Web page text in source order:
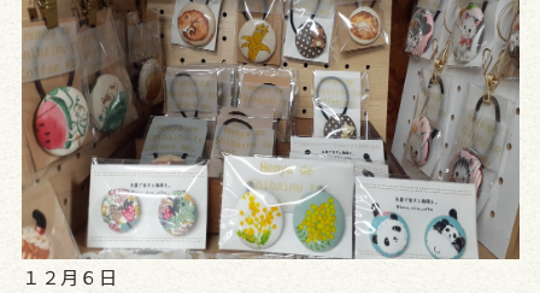
１２月６日